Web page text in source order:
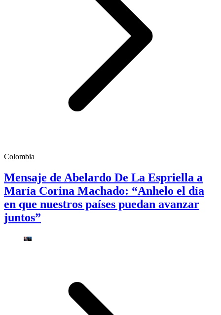
Colombia
Mensaje de Abelardo De La Espriella a
María Corina Machado: “Anhelo el día
en que nuestros países puedan avanzar
juntos”